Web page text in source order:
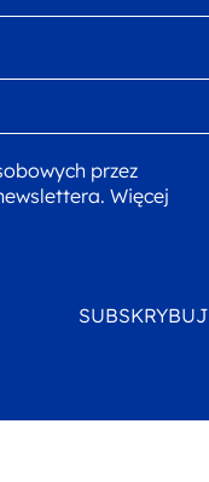
przez
Więcej
SUBSKRYBUJ